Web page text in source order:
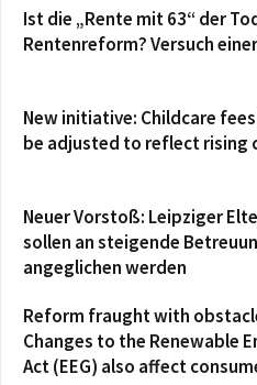
Ist die „Rente mit 63“ der
Rentenreform? Versuch
New initiative: Childcare
be adjusted to reflect rising
Neuer Vorstoß: Leipziger
sollen an steigende
angeglichen werden
Reform fraught with
Changes to the Renewable
Act (EEG) also affect